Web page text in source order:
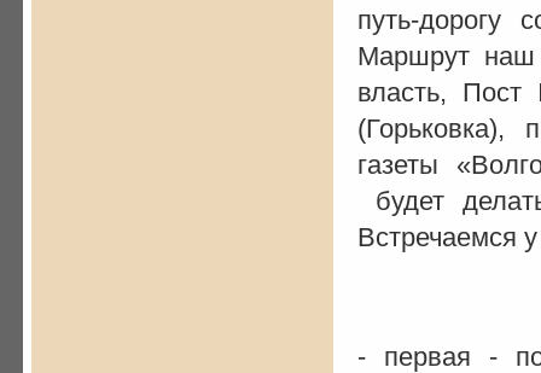
путь-дорогу
Маршрут наш
власть,
(Горьковка),
газеты
будет
Встречаемся
- первая -